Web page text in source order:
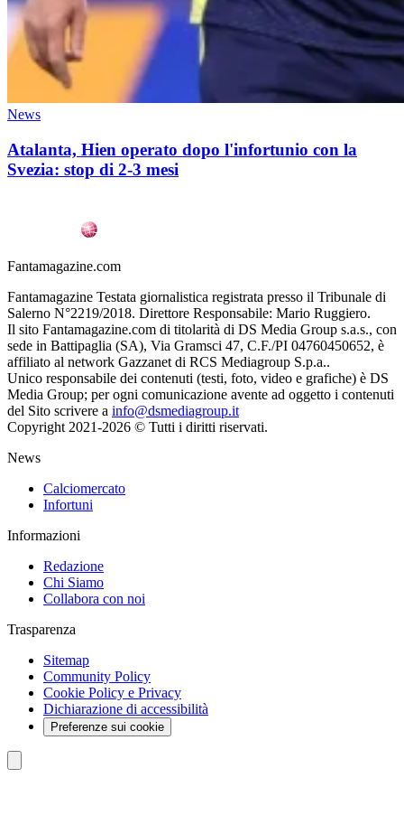
News
Atalanta, Hien operato dopo l'infortunio con la
Svezia: stop di 2-3 mesi
Fantamagazine.com
Fantamagazine Testata giornalistica registrata presso il Tribunale di
Salerno N°2219/2018. Direttore Responsabile: Mario Ruggiero.
Il sito Fantamagazine.com di titolarità di DS Media Group s.a.s., con
sede in Battipaglia (SA), Via Gramsci 47, C.F./PI 04760450652, è
affiliato al network Gazzanet di RCS Mediagroup S.p.a..
Unico responsabile dei contenuti (testi, foto, video e grafiche) è DS
Media Group; per ogni comunicazione avente ad oggetto i contenuti
del Sito scrivere a info@dsmediagroup.it
Copyright 2021-2026 © Tutti i diritti riservati.
News
Calciomercato
Infortuni
Informazioni
Redazione
Chi Siamo
Collabora con noi
Trasparenza
Sitemap
Community Policy
Cookie Policy e Privacy
Dichiarazione di accessibilità
Preferenze sui cookie